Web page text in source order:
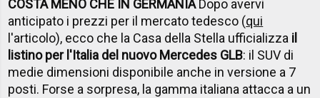
COSTA MENO CHE IN GERMANIADopo avervi
anticipato i prezzi per il mercato tedesco (qui
l'articolo), ecco che la Casa della Stella ufficializza il
listino per l'Italia del nuovo Mercedes GLB: il SUV di
medie dimensioni disponibile anche in versione a 7
posti. Forse a sorpresa, la gamma italiana attacca a un